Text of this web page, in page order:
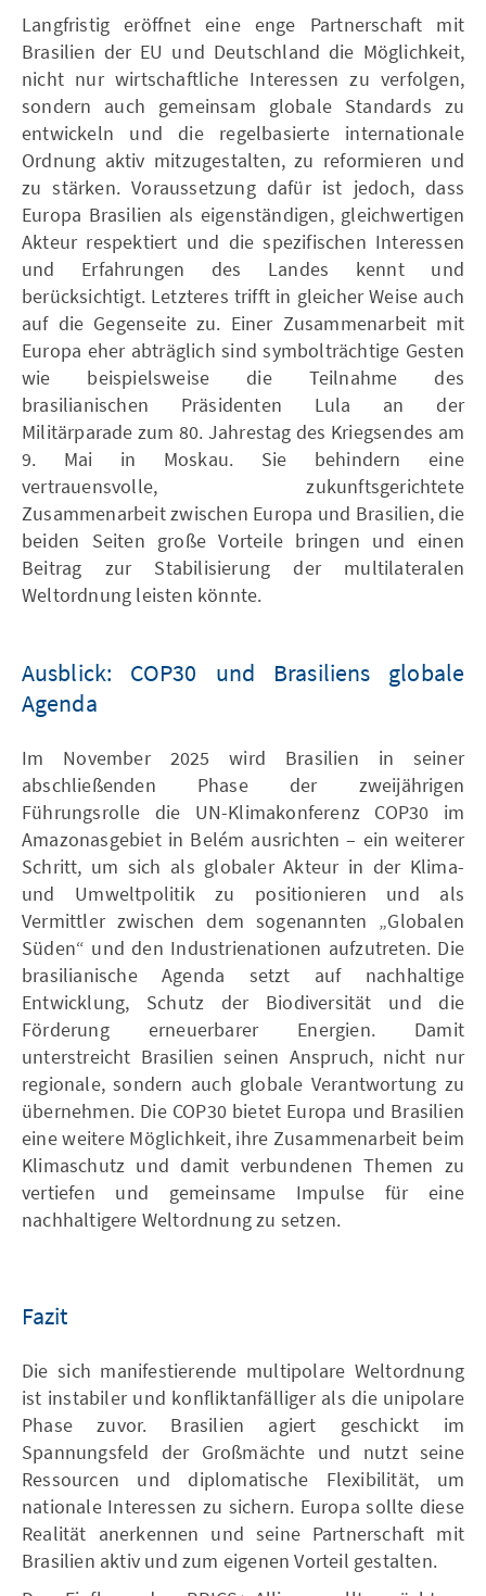
Langfristig eröffnet eine enge Partnerschaft mit
Brasilien der EU und Deutschland die Möglichkeit,
nicht nur wirtschaftliche Interessen zu verfolgen,
sondern auch gemeinsam globale Standards zu
entwickeln und die regelbasierte internationale
Ordnung aktiv mitzugestalten, zu reformieren und
zu stärken. Voraussetzung dafür ist jedoch, dass
Europa Brasilien als eigenständigen, gleichwertigen
Akteur respektiert und die spezifischen Interessen
und Erfahrungen des Landes kennt und
berücksichtigt. Letzteres trifft in gleicher Weise auch
auf die Gegenseite zu. Einer Zusammenarbeit mit
Europa eher abträglich sind symbolträchtige Gesten
wie beispielsweise die Teilnahme des
brasilianischen Präsidenten Lula an der
Militärparade zum 80. Jahrestag des Kriegsendes am
9. Mai in Moskau. Sie behindern eine
vertrauensvolle, zukunftsgerichtete
Zusammenarbeit zwischen Europa und Brasilien, die
beiden Seiten große Vorteile bringen und einen
Beitrag zur Stabilisierung der multilateralen
Weltordnung leisten könnte.
Ausblick: COP30 und Brasiliens globale
Agenda
Im November 2025 wird Brasilien in seiner
abschließenden Phase der zweijährigen
Führungsrolle die UN-Klimakonferenz COP30 im
Amazonasgebiet in Belém ausrichten – ein weiterer
Schritt, um sich als globaler Akteur in der Klima-
und Umweltpolitik zu positionieren und als
Vermittler zwischen dem sogenannten „Globalen
Süden“ und den Industrienationen aufzutreten. Die
brasilianische Agenda setzt auf nachhaltige
Entwicklung, Schutz der Biodiversität und die
Förderung erneuerbarer Energien. Damit
unterstreicht Brasilien seinen Anspruch, nicht nur
regionale, sondern auch globale Verantwortung zu
übernehmen. Die COP30 bietet Europa und Brasilien
eine weitere Möglichkeit, ihre Zusammenarbeit beim
Klimaschutz und damit verbundenen Themen zu
vertiefen und gemeinsame Impulse für eine
nachhaltigere Weltordnung zu setzen.
Fazit
Die sich manifestierende multipolare Weltordnung
ist instabiler und konfliktanfälliger als die unipolare
Phase zuvor. Brasilien agiert geschickt im
Spannungsfeld der Großmächte und nutzt seine
Ressourcen und diplomatische Flexibilität, um
nationale Interessen zu sichern. Europa sollte diese
Realität anerkennen und seine Partnerschaft mit
Brasilien aktiv und zum eigenen Vorteil gestalten.